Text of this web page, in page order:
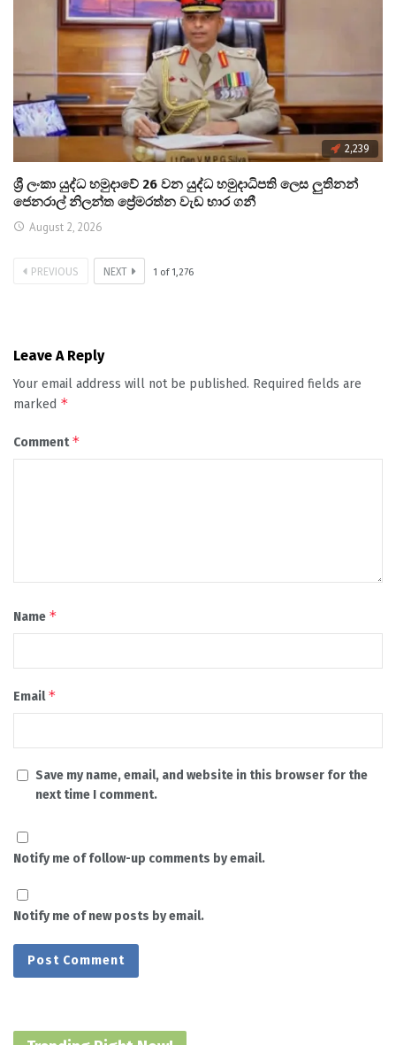
2,239
ශ්‍රී ලංකා යුද්ධ හමුදාවේ 26 වන යුද්ධ හමුදාධිපති ලෙස ලුතිනන්
ජෙනරාල් නිලන්ත ප්‍රේමරත්න වැඩ භාර ගනී
August 2, 2026
PREVIOUS NEXT 1 of 1,276
Leave A Reply
Your email address will not be published. Required fields are
marked *
Comment*
Name *
Email*
Save my name, email, and website in this browser for the
next time I comment.
Notify me of follow-up comments by email.
Notify me of new posts by email.